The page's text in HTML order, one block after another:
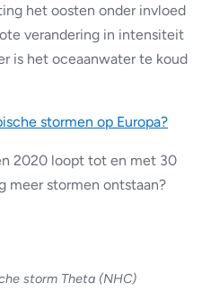
het oosten onder invloed
verandering in intensiteit
is het oceaanwater te koud
stormen op Europa?
2020 loopt tot en met 30
meer stormen ontstaan?
storm Theta (NHC)